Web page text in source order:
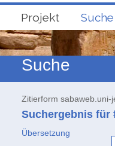
Projekt Suche
Suche
Zitierform sabaweb.uni-
Suchergebnis für
Übersetzung